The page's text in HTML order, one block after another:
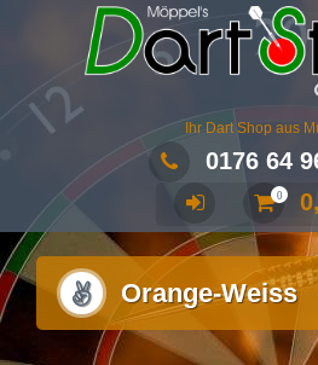
Ihr Dart Shop aus
0176 64
0
Orange-Weiss